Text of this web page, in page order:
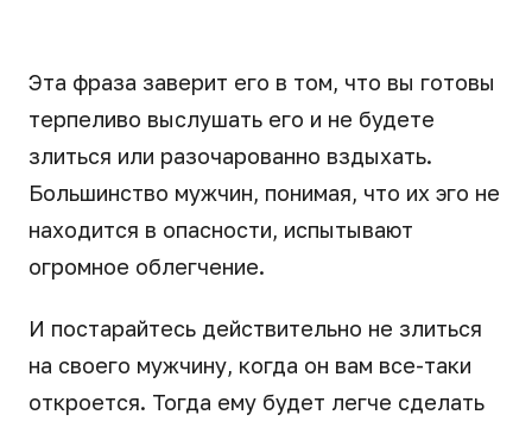
Эта фраза заверит его в том, что вы готовы
терпеливо выслушать его и не будете
злиться или разочарованно вздыхать.
Большинство мужчин, понимая, что их эго не
находится в опасности, испытывают
огромное облегчение.
И постарайтесь действительно не злиться
на своего мужчину, когда он вам все-таки
откроется. Тогда ему будет легче сделать